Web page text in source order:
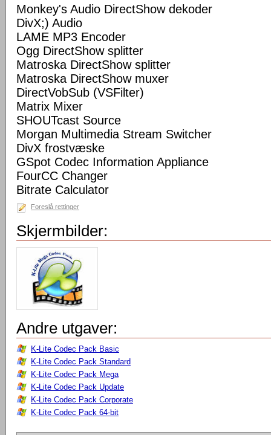
Monkey's Audio DirectShow dekoder
DivX;) Audio
LAME MP3 Encoder
Ogg DirectShow splitter
Matroska DirectShow splitter
Matroska DirectShow muxer
DirectVobSub (VSFilter)
Matrix Mixer
SHOUTcast Source
Morgan Multimedia Stream Switcher
DivX frostvæske
GSpot Codec Information Appliance
FourCC Changer
Bitrate Calculator
Foreslå rettinger
Skjermbilder:
Andre utgaver:
K-Lite Codec Pack Basic
K-Lite Codec Pack Standard
K-Lite Codec Pack Mega
K-Lite Codec Pack Update
K-Lite Codec Pack Corporate
K-Lite Codec Pack 64-bit